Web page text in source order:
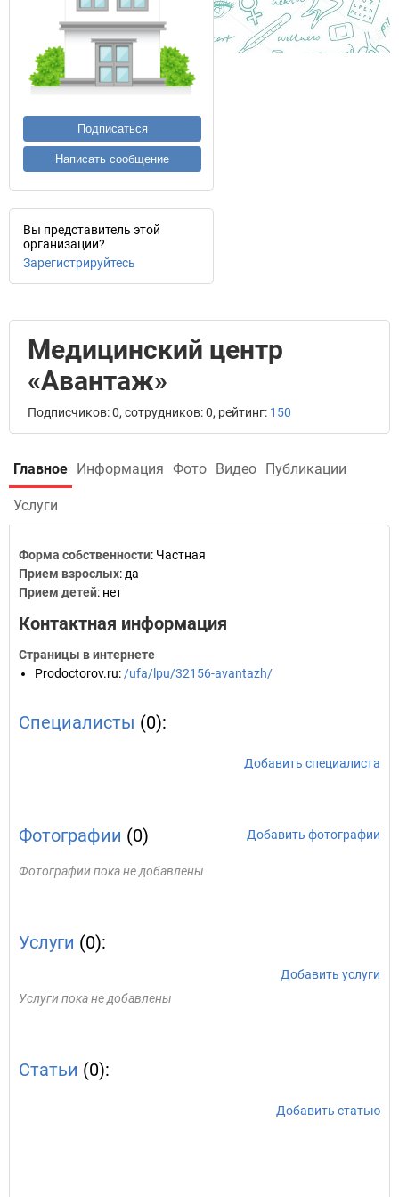
Подписаться
Написать сообщение
Вы представитель этой
организации?
Зарегистрируйтесь
Медицинский центр
«Авантаж»
Подписчиков: 0, сотрудников: 0, рейтинг: 150
Главное Информация Фото Видео Публикации
Услуги
Форма собственности: Частная
Прием взрослых: да
Прием детей: нет
Контактная информация
Страницы в интернете
Prodoctorov.ru: /ufa/lpu/32156-avantazh/
Специалисты (0):
Добавить специалиста
Фотографии (0) Добавить фотографии
Фотографии пока не добавлены
Услуги (0):
Добавить услуги
Услуги пока не добавлены
Статьи (0):
Добавить статью